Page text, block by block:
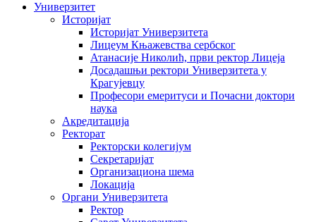
Универзитет
Историјат
Историјат Универзитета
Лицеум Књажевства сербског
Атанасије Николић, први ректор Лицеја
Досадашњи ректори Универзитета у
Крагујевцу
Професори емеритуси и Почасни доктори
наука
Акредитација
Ректорат
Ректорски колегијум
Секретаријат
Организациона шема
Локација
Органи Универзитета
Ректор